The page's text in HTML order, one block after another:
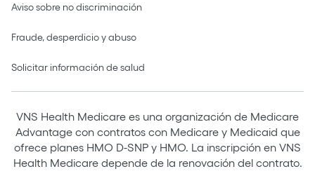
Aviso sobre no discriminación
Fraude, desperdicio y abuso
Solicitar información de salud
VNS Health Medicare es una organización de Medicare
Advantage con contratos con Medicare y Medicaid que
ofrece planes HMO D-SNP y HMO. La inscripción en VNS
Health Medicare depende de la renovación del contrato.